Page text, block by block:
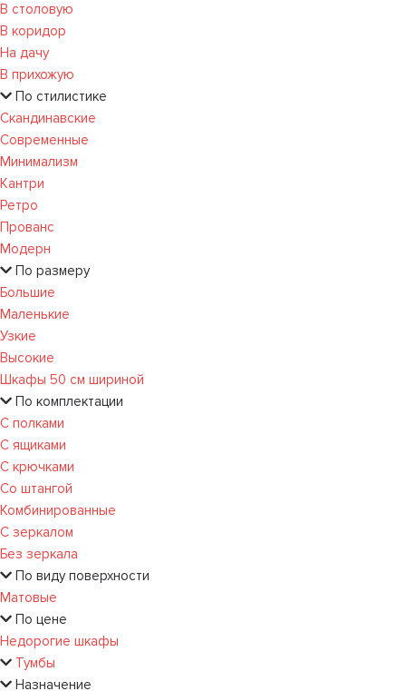
В столовую
В коридор
На дачу
В прихожую
По стилистике
Скандинавские
Современные
Минимализм
Кантри
Ретро
Прованс
Модерн
По размеру
Большие
Маленькие
Узкие
Высокие
Шкафы 50 см шириной
По комплектации
С полками
С ящиками
С крючками
Со штангой
Комбинированные
С зеркалом
Без зеркала
По виду поверхности
Матовые
По цене
Недорогие шкафы
Тумбы
Назначение